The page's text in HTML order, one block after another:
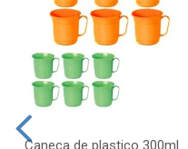
Caneca de plastico 300ml